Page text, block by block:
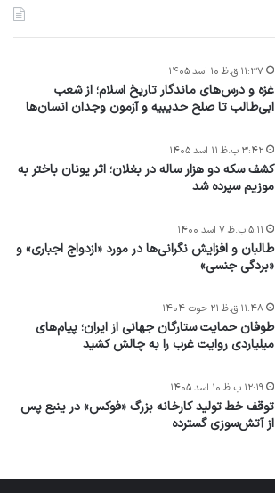
غزه و درس‌های ماندگار تاریخ اسلام؛ از شعب
ابی‌طالب تا صلح حدیبیه و آزمون وجدان انسان‌ها
۱۱:۳۷ ق.ظ ۱۰ اسد ۱۴۰۵
کشف سکه دو هزار ساله در بغلان؛ اثر یونان باختر به
موزیم سپرده شد
۳:۴۲ ب.ظ ۱۱ اسد ۱۴۰۵
طالبان و افزایش نگرانی‌ها در مورد «ازدواج اجباری» و
«بردگی جنسی»
۵:۱۱ ب.ظ ۷ اسد ۱۴۰۰
طوفان حمایت ستارگان جهانی از ایران؛ پیام‌های
میلیاردی روایت غرب را به چالش کشید
۱۱:۴۸ ق.ظ ۲۱ حوت ۱۴۰۴
توقف خط تولید کارخانه بزرگ «فوکس» در ینبع پس
از آتش‌سوزی گسترده
۱۲:۱۹ ب.ظ ۱۰ اسد ۱۴۰۵